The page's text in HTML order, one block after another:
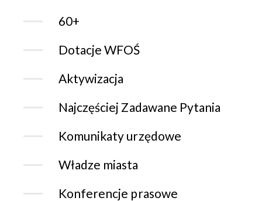
60+
Dotacje WFOŚ
Aktywizacja
Najczęściej Zadawane Pytania
Komunikaty urzędowe
Władze miasta
Konferencje prasowe